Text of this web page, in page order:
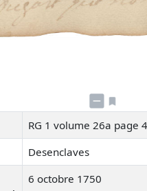
RG 1 volume 26a page
Desenclaves
6 octobre 1750